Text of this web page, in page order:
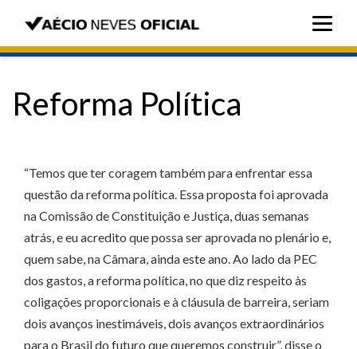
Reforma Política
“Temos que ter coragem também para enfrentar essa
questão da reforma política. Essa proposta foi aprovada
na Comissão de Constituição e Justiça, duas semanas
atrás, e eu acredito que possa ser aprovada no plenário e,
quem sabe, na Câmara, ainda este ano. Ao lado da PEC
dos gastos, a reforma política, no que diz respeito às
coligações proporcionais e à cláusula de barreira, seriam
dois avanços inestimáveis, dois avanços extraordinários
para o Brasil do futuro que queremos construir”, disse o